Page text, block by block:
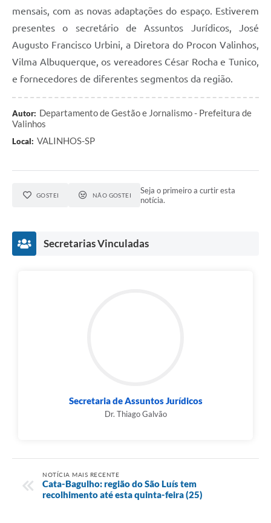
mensais, com as novas adaptações do espaço. Estiverem
presentes o secretário de Assuntos Jurídicos, José
Augusto Francisco Urbini, a Diretora do Procon Valinhos,
Vilma Albuquerque, os vereadores César Rocha e Tunico,
e fornecedores de diferentes segmentos da região.
Autor: Departamento de Gestão e Jornalismo - Prefeitura de
Valinhos
Local: VALINHOS-SP
GOSTEI NÃO GOSTEI
Seja o primeiro a curtir esta
notícia.
Secretarias Vinculadas
Secretaria de Assuntos Jurídicos
Dr. Thiago Galvão
NOTÍCIA MAIS RECENTE
Cata-Bagulho: região do São Luís tem
recolhimento até esta quinta-feira (25)